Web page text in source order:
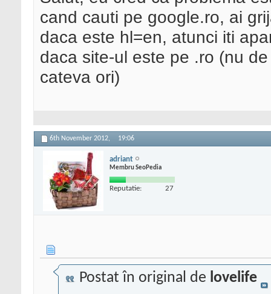
cand cauti pe google.ro, ai
daca este hl=en, atunci iti
daca site-ul este pe .ro (nu
cateva ori)
6th November 2012, 19:06
adriant
Membru SeoPedia
Reputatie: 27
Postat în original de lovelife